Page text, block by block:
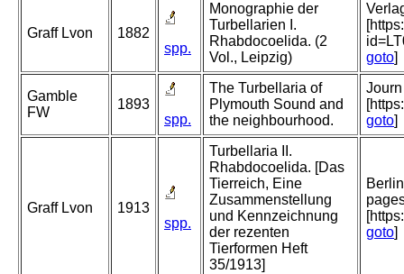
Graff Lvon
1882
spp.
Monographie der
Turbellarien I.
Rhabdocoelida. (2
Vol., Leipzig)
goto]
Gamble
FW
1893
spp.
The Turbellaria of
Plymouth Sound and
the neighbourhood.
goto]
Graff Lvon
1913
spp.
Turbellaria II.
Rhabdocoelida. [Das
Tierreich, Eine
Zusammenstellung
und Kennzeichnung
der rezenten
Tierformen Heft
35/1913]
goto]